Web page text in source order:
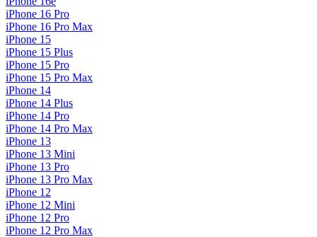
iPhone 16 Pro
iPhone 16 Pro Max
iPhone 15
iPhone 15 Plus
iPhone 15 Pro
iPhone 15 Pro Max
iPhone 14
iPhone 14 Plus
iPhone 14 Pro
iPhone 14 Pro Max
iPhone 13
iPhone 13 Mini
iPhone 13 Pro
iPhone 13 Pro Max
iPhone 12
iPhone 12 Mini
iPhone 12 Pro
iPhone 12 Pro Max